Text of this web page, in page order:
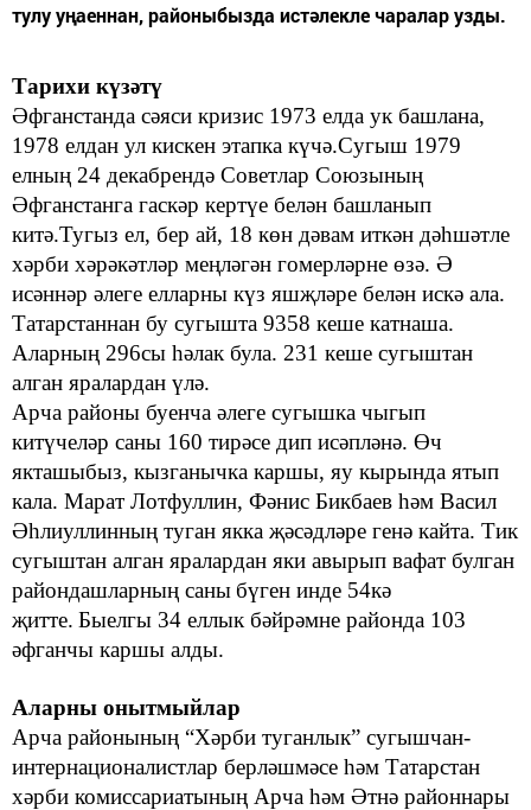
тулу уңаеннан, районыбызда истәлекле чаралар узды.
Тарихи күзәтү
Әфганстанда сәяси кризис 1973 елда ук башлана,
1978 елдан ул кискен этапка күчә.Сугыш 1979
елның 24 декабрендә Советлар Союзының
Әфганстанга гаскәр кертүе белән башланып
китә.Тугыз ел, бер ай, 18 көн дәвам иткән дәһшәтле
хәрби хәрәкәтләр меңләгән гомерләрне өзә. Ә
исәннәр әлеге елларны күз яшҗләре белән искә ала.
Татарстаннан бу сугышта 9358 кеше катнаша.
Аларның 296сы һәлак була. 231 кеше сугыштан
алган яралардан үлә.
Арча районы буенча әлеге сугышка чыгып
китүчеләр саны 160 тирәсе дип исәпләнә. Өч
якташыбыз, кызганычка каршы, яу кырында ятып
кала. Марат Лотфуллин, Фәнис Бикбаев һәм Васил
Әһлиуллинның туган якка җәсәдләре генә кайта. Тик
сугыштан алган яралардан яки авырып вафат булган
райондашларның саныбүген инде 54кә
җитте. Быелгы 34 еллык бәйрәмне районда 103
әфганчы каршы алды.
Аларны онытмыйлар
Арча районының “Хәрби туганлык” сугышчан-
интернационалистлар берләшмәсе һәм Татарстан
хәрби комиссариатының Арча һәм Әтнә районнары